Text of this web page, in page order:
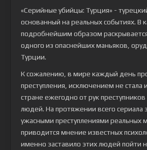
«Серийные убийцы: Турция» -
основанный на реальных событиях. В
подробнейшим образом
одного из опаснейших маньяков,
Турции.
К сожалению, в мире каждый день
преступления, исключением не стала
стране ежегодно от рук
людей. На протяжении всего сериала
ужасными преступлениями реальных
приводится мнение известных
именно заставило этих людей пойти